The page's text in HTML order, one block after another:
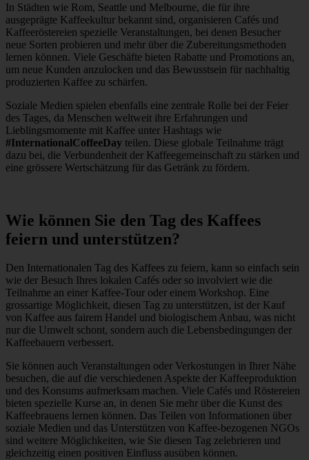
In Städten wie Rom, Seattle und Melbourne, die für ihre
ausgeprägte Kaffeekultur bekannt sind, organisieren Cafés und
Kaffeeröstereien spezielle Veranstaltungen, bei denen Besucher
neue Sorten probieren und mehr über die Zubereitungsmethoden
lernen können. Viele Geschäfte bieten Rabatte und Promotions an,
um neue Kunden anzulocken und das Bewusstsein für nachhaltig
produzierten Kaffee zu schärfen.
Soziale Medien spielen ebenfalls eine zentrale Rolle bei der Feier
des Tages, da Menschen weltweit ihre Erfahrungen und
Lieblingsmomente mit Kaffee unter Hashtags wie
#InternationalCoffeeDay teilen. Diese globale Teilnahme trägt
dazu bei, die Verbundenheit der Kaffeegemeinschaft zu stärken und
eine grössere Wertschätzung für das Getränk zu fördern.
Wie können Sie den Tag des Kaffees
feiern und unterstützen?
Den Internationalen Tag des Kaffees zu feiern, kann so einfach sein
wie der Besuch Ihres lokalen Cafés oder so involviert wie die
Teilnahme an einer Kaffee-Tour oder einem Workshop. Eine
grossartige Möglichkeit, diesen Tag zu unterstützen, ist der Kauf
von Kaffee aus fairem Handel und biologischem Anbau, was nicht
nur die Umwelt schont, sondern auch die Lebensbedingungen der
Kaffeebauern verbessert.
Sie können auch Veranstaltungen oder Verkostungen in Ihrer Nähe
besuchen, die auf die verschiedenen Aspekte der Kaffeeproduktion
und des Konsums aufmerksam machen. Viele Cafés und Röstereien
bieten spezielle Kurse an, in denen Sie mehr über die Kunst des
Kaffeebrauens lernen können. Das Teilen von Informationen über
soziale Medien und das Unterstützen von Kaffee-bezogenen NGOs
sind weitere Möglichkeiten, wie Sie diesen Tag zelebrieren und
gleichzeitig einen positiven Einfluss ausüben können.